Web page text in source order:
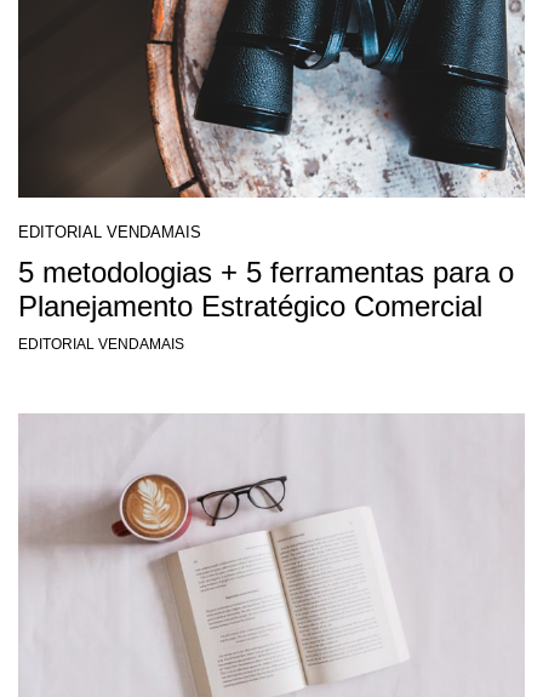
EDITORIAL VENDAMAIS
5 metodologias + 5 ferramentas para o
Planejamento Estratégico Comercial
EDITORIAL VENDAMAIS